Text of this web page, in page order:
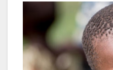
strahlen eine grenzenlose
und Wildnis Afrikas aus.
Gebiet — und die
jedem Insekt, jedem
jeder Jahreszeit in seiner
innewohnt — macht jede
umso bedeutsamer und